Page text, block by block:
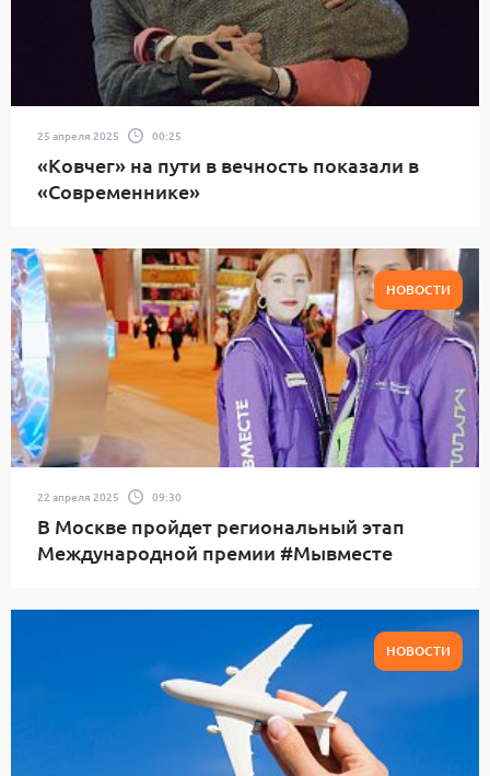
25 апреля 2025 00:25
«Ковчег» на пути в вечность показали в
«Современнике»
НОВОСТИ
22 апреля 2025 09:30
В Москве пройдет региональный этап
Международной премии #Мывместе
НОВОСТИ